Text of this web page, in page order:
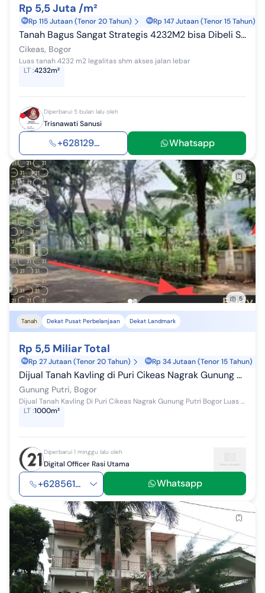
Rp 5,5 Juta /m²
Rp 115 Jutaan (Tenor 20 Tahun) Rp 147 Jutaan (Tenor 15 Tahun)
Tanah Bagus Sangat Strategis 4232M2 bisa Dibeli Sebagian di Puri Cikeas Jalan Alternatif Transyogi Cikeas
Cikeas, Bogor
Luas tanah 4232 m2 legalitas shm akses jalan lebar
LT:4232m²
Diperbarui 5 bulan lalu oleh
Trisnawati Sanusi
+628129... Whatsapp
5
Tanah Dekat Pusat Perbelanjaan Dekat Landmark
Rp 5,5 Miliar Total
Rp 27 Jutaan (Tenor 20 Tahun) Rp 34 Jutaan (Tenor 15 Tahun)
Dijual Tanah Kavling di Puri Cikeas Nagrak Gunung Putri Bogor
Gunung Putri, Bogor
Dijual Tanah Kavling Di Puri Cikeas Nagrak Gunung Putri Bogor Luas Tanah = 1000 m2 Lebar = 25 Meter Panjang = 40 Meter Harga Nego Sertipikat = Hak...
LT:1000m²
Diperbarui 1 minggu lalu oleh
Digital Officer Rasi Utama
+628561... Whatsapp